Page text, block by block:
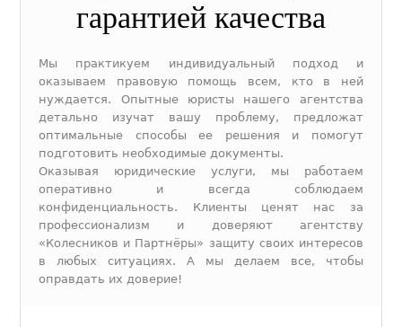
гарантией качества
Мы практикуем индивидуальный подход и
оказываем правовую помощь всем, кто в ней
нуждается. Опытные юристы нашего агентства
детально изучат вашу проблему, предложат
оптимальные способы ее решения и помогут
подготовить необходимые документы.
Оказывая юридические услуги, мы работаем
оперативно и всегда соблюдаем
конфиденциальность. Клиенты ценят нас за
профессионализм и доверяют агентству
«Колесников и Партнёры» защиту своих интересов
в любых ситуациях. А мы делаем все, чтобы
оправдать их доверие!